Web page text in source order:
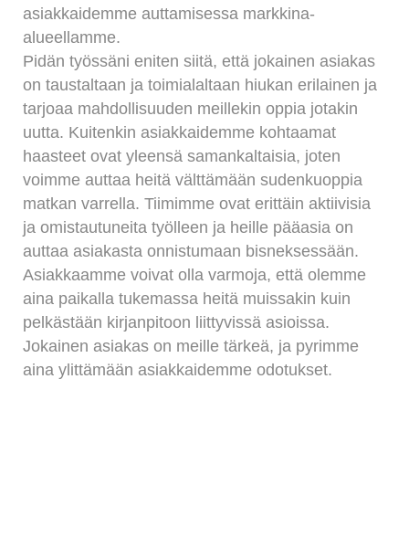
asiakkaidemme auttamisessa markkina-
alueellamme.
Pidän työssäni eniten siitä, että jokainen asiakas
on taustaltaan ja toimialaltaan hiukan erilainen ja
tarjoaa mahdollisuuden meillekin oppia jotakin
uutta. Kuitenkin asiakkaidemme kohtaamat
haasteet ovat yleensä samankaltaisia, joten
voimme auttaa heitä välttämään sudenkuoppia
matkan varrella. Tiimimme ovat erittäin aktiivisia
ja omistautuneita työlleen ja heille pääasia on
auttaa asiakasta onnistumaan bisneksessään.
Asiakkaamme voivat olla varmoja, että olemme
aina paikalla tukemassa heitä muissakin kuin
pelkästään kirjanpitoon liittyvissä asioissa.
Jokainen asiakas on meille tärkeä, ja pyrimme
aina ylittämään asiakkaidemme odotukset.